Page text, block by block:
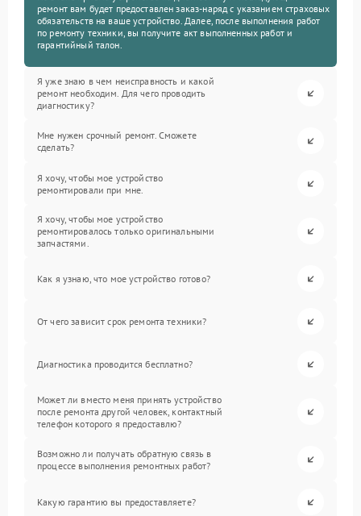
ремонт вам будет предоставлен заказ-наряд с указанием страховых
обязательств на ваше устройство. Далее, после выполнения работ
по ремонту техники, вы получите акт выполненных работ и
гарантийный талон.
Я уже знаю в чем неисправность и какой
ремонт необходим. Для чего проводить
диагностику?
Мне нужен срочный ремонт. Сможете
сделать?
Я хочу, чтобы мое устройство
ремонтировали при мне.
Я хочу, чтобы мое устройство
ремонтировалось только оригинальными
запчастями.
Как я узнаю, что мое устройство готово?
От чего зависит срок ремонта техники?
Диагностика проводится бесплатно?
Может ли вместо меня принять устройство
после ремонта другой человек, контактный
телефон которого я предоставлю?
Возможно ли получать обратную связь в
процессе выполнения ремонтных работ?
Какую гарантию вы предоставляете?